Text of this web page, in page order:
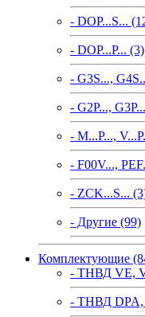
- DOP...S...
- DOP...P... (3)
- G3S...,
- G2P...,
- M...P...,
- F00V...,
- ZCK...S...
- Другие (99)
Комплектующие
- ТНВД VE,
- ТНВД DPA,